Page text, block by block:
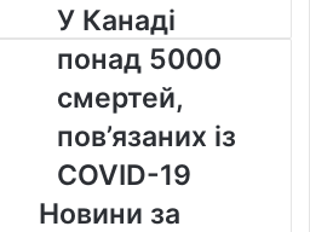
У
Канаді
понад
5000
смертей,
пов’язаних
із
COVID-
19
У Канаді
понад 5000
смертей,
пов’язаних із
COVID-19
Новини за